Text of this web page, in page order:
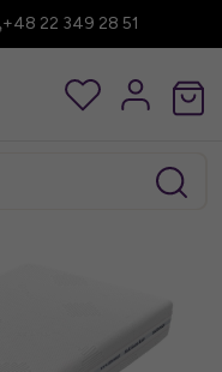
+48 22 349 28 51